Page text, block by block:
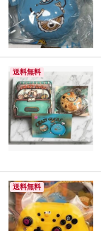
送料無料
送料無料